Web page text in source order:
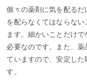
個々の薬剤に気を配る
を配らなくてはならな
ます。細かいことだけ
必要なのです。また、
ていますので、安定し
す。